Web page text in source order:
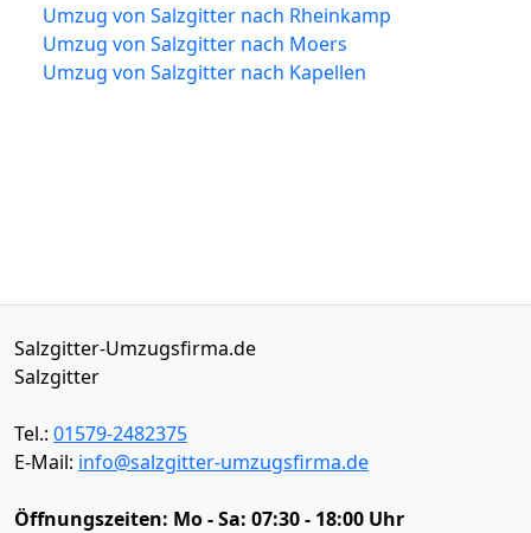
Umzug von Salzgitter nach Rheinkamp
Umzug von Salzgitter nach Moers
Umzug von Salzgitter nach Kapellen
Salzgitter-Umzugsfirma.de
Salzgitter
Tel.: 01579-2482375
E-Mail: info@salzgitter-umzugsfirma.de
Öffnungszeiten: Mo - Sa: 07:30 - 18:00 Uhr